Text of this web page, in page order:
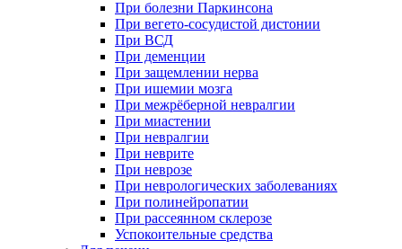
При болезни Паркинсона
При вегето-сосудистой дистонии
При ВСД
При деменции
При защемлении нерва
При ишемии мозга
При межрёберной невралгии
При миастении
При невралгии
При неврите
При неврозе
При неврологических заболеваниях
При полинейропатии
При рассеянном склерозе
Успокоительные средства